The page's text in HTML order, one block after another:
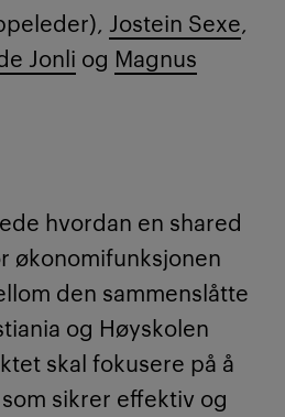
Jostein Sexe,
Jonli og Magnus
hvordan en shared
økonomifunksjonen
den sammenslåtte
og Høyskolen
skal fokusere på å
sikrer effektiv og